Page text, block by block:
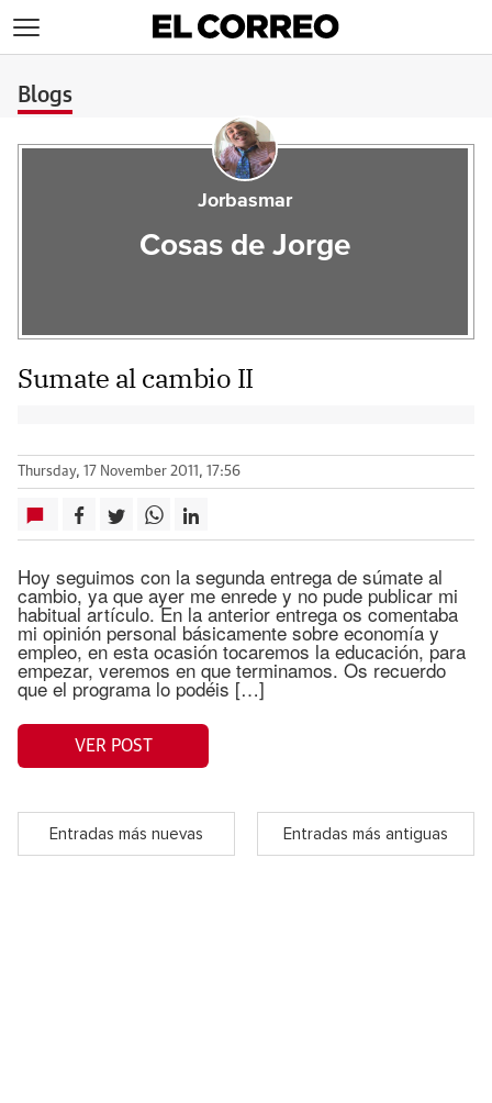
Blogs
Jorbasmar
Cosas de Jorge
Sumate al cambio II
Thursday, 17 November 2011, 17:56
Hoy seguimos con la segunda entrega de súmate al
cambio, ya que ayer me enrede y no pude publicar mi
habitual artículo. En la anterior entrega os comentaba
mi opinión personal básicamente sobre economía y
empleo, en esta ocasión tocaremos la educación, para
empezar, veremos en que terminamos. Os recuerdo
que el programa lo podéis […]
VER POST
Entradas más nuevas Entradas más antiguas